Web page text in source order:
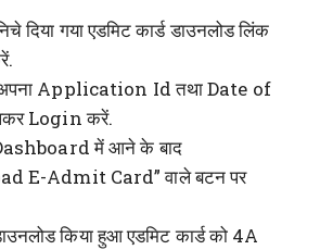
दिया गया एडमिट कार्ड डाउनलोड लिंक
Application Id तथा Date of
Login करें.
में आने के बाद
E-Admit Card” वाले बटन पर
किया हुआ एडमिट कार्ड को 4A